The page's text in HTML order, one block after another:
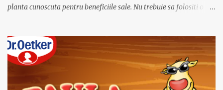
planta cunoscuta pentru beneficiile sale. Nu trebuie sa folositi o